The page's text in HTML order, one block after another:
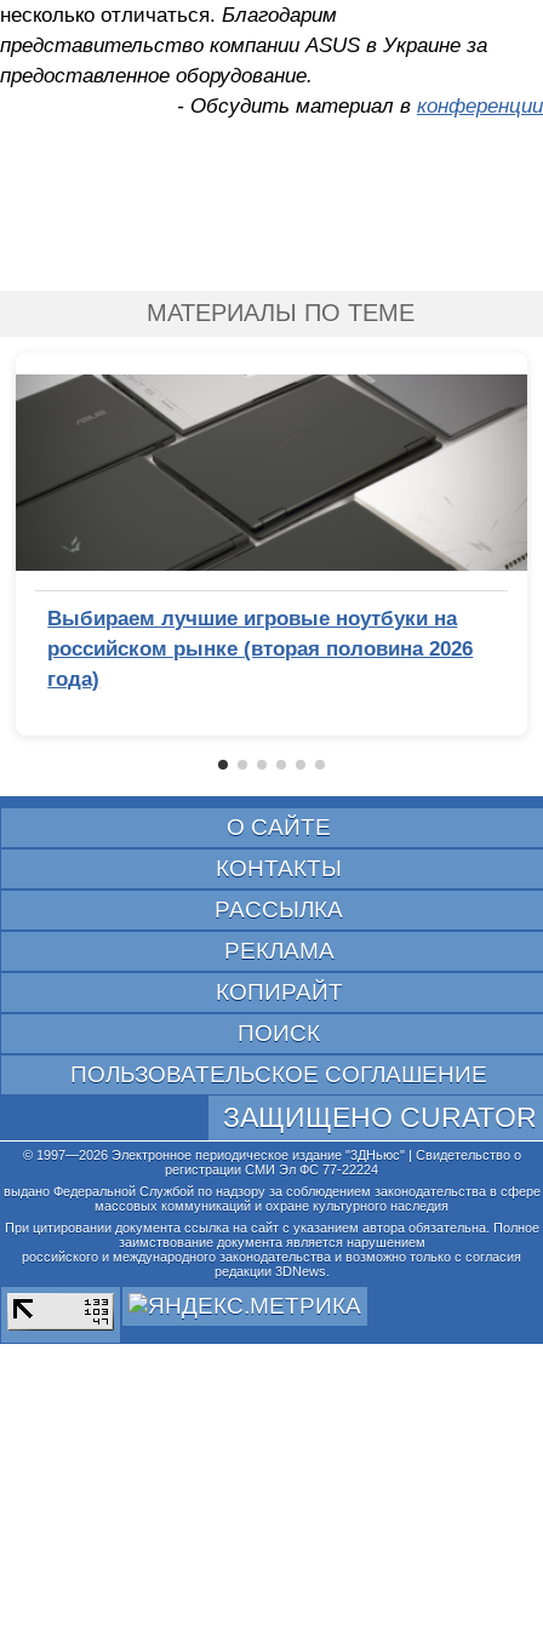
несколько отличаться. Благодарим
представительство компании ASUS в Украине за
предоставленное оборудование.
- Обсудить материал в конференции
МАТЕРИАЛЫ ПО ТЕМЕ
Выбираем лучшие игровые ноутбуки на
российском рынке (вторая половина 2026
года)
О САЙТЕ
КОНТАКТЫ
РАССЫЛКА
РЕКЛАМА
КОПИРАЙТ
ПОИСК
ПОЛЬЗОВАТЕЛЬСКОЕ СОГЛАШЕНИЕ
ЗАЩИЩЕНО CURATOR
© 1997—2026 Электронное периодическое издание "3ДНьюс" | Свидетельство о
регистрации СМИ Эл ФС 77-22224
выдано Федеральной Службой по надзору за соблюдением законодательства в сфере
массовых коммуникаций и охране культурного наследия
При цитировании документа ссылка на сайт с указанием автора обязательна. Полное
заимствование документа является нарушением
российского и международного законодательства и возможно только с согласия
редакции 3DNews.